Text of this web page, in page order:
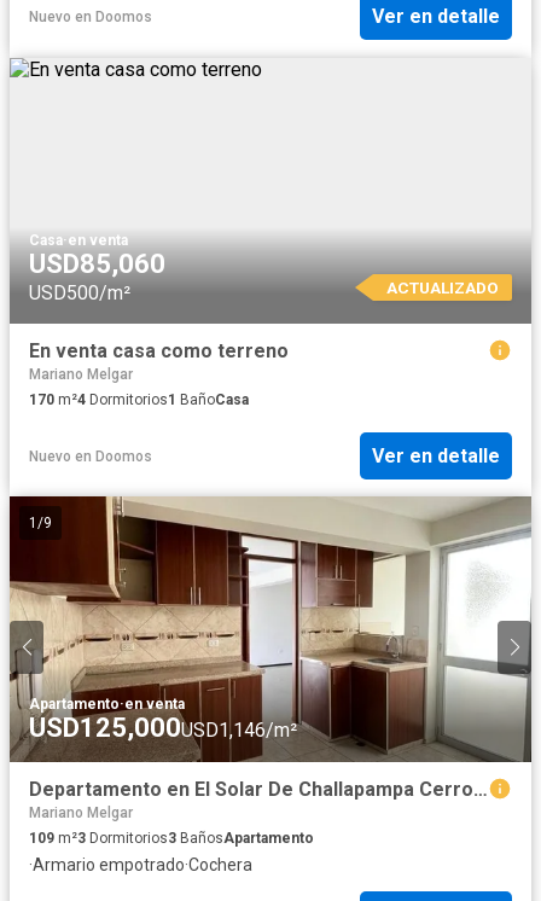
Nuevo en Doomos Ver en detalle
Casa·en venta
USD85,060
USD500/m² ACTUALIZADO
En venta casa como terreno
Mariano Melgar
170 m²4 Dormitorios1 BañoCasa
Nuevo en Doomos Ver en detalle
1 /9
Apartamento·en venta
USD125,000USD1,146/m²
Departamento en El Solar De Challapampa Cerro Colorado
Mariano Melgar
109 m²3 Dormitorios3 BañosApartamento
·Armario empotrado·Cochera